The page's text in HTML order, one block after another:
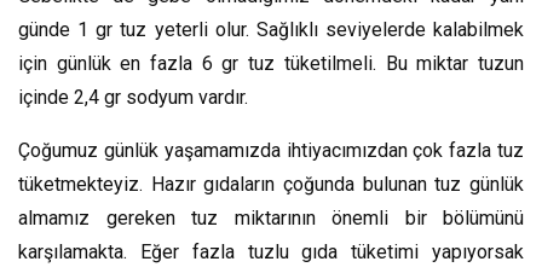
günde 1 gr tuz yeterli olur. Sağlıklı seviyelerde kalabilmek
için günlük en fazla 6 gr tuz tüketilmeli. Bu miktar tuzun
içinde 2,4 gr sodyum vardır.
Çoğumuz günlük yaşamamızda ihtiyacımızdan çok fazla tuz
tüketmekteyiz. Hazır gıdaların çoğunda bulunan tuz günlük
almamız gereken tuz miktarının önemli bir bölümünü
karşılamakta. Eğer fazla tuzlu gıda tüketimi yapıyorsak